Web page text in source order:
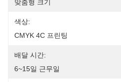
맞춤형 크기
색상:
CMYK 4C 프린팅
배달 시간:
6~15일 근무일